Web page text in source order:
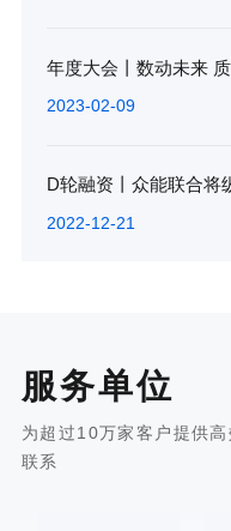
2023-02-09
2022-12-21
服务单位
为超过10万家客户提供
联系